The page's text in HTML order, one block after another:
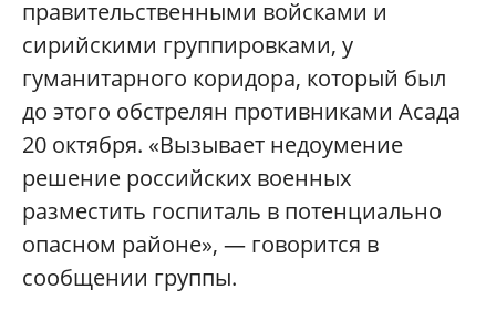
правительственными войсками и
сирийскими группировками, у
гуманитарного коридора, который был
до этого обстрелян противниками Асада
20 октября. «Вызывает недоумение
решение российских военных
разместить госпиталь в потенциально
опасном районе», — говорится в
сообщении группы.